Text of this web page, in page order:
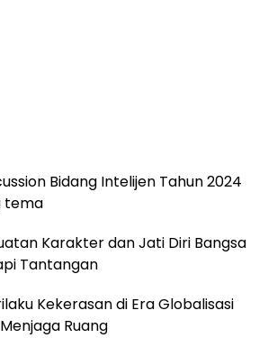
Bidang Intelijen Tahun 2024
tema
Karakter dan Jati Diri Bangsa
Tantangan
Kekerasan di Era Globalisasi
Ruang